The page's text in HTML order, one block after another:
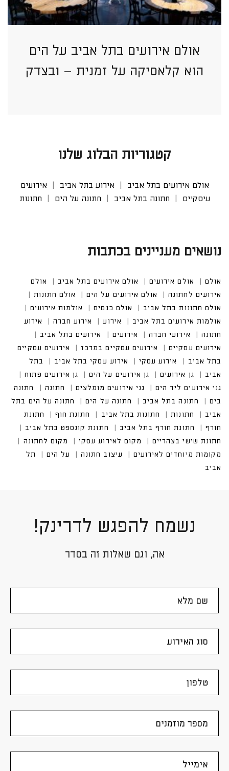
אולם אירועים בתל אביב על הים
הוא קלאסיקה על זמנית – ובצדק
קטגוריות הבלוג שלנו
אולם אירועים בתל אביב אירוע בתל אביב
אירועים
עיסקיים
חתונה בתל אביב חתונה על הים חתונות
נושאים מעניינים בכתבות
אולם אולם אירועים אולם אירועים בתל אביב
אולם אי
רועים לחתונה
אולם אירועים על הים
אולם חתונות
אולם חתונות בתל אביב
אולם כנסים
אולמות אירועים
אולמות אירועים בתל אביב
אירועים בתל אביב
אירועים עסקיים במרכז
אירועים עסקיים בתל אביב
נשמח להפגש לדרינק!
אה, וגם שאלות זה בסדר